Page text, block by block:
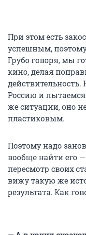
При этом есть
успешным, поэтому
Грубо говоря, мы
кино, делая
Россию и
же ситуации, оно
пластиковым.
Поэтому надо
вообще найти его —
пересмотр своих
вижу такую же
результата. Как